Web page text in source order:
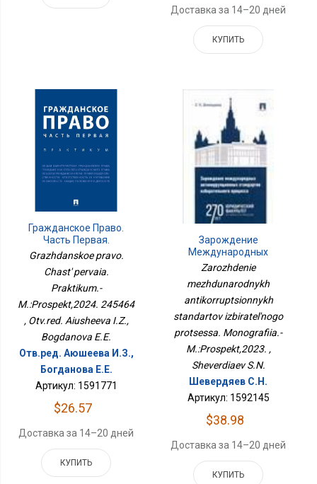
Доставка за 14–20 дней
КУПИТЬ
Гражданское Право.
Часть Первая.
Практикум.-
М.:Проспект,2024.
245464
Grazhdanskoe pravo.
Chast' pervaia.
Praktikum.-
M.:Prospekt,2024. 245464
, Otv.red. Aiusheeva I.Z.,
Bogdanova E.E.
Отв.ред. Аюшеева И.З.,
Богданова Е.Е.
Артикул: 1591771
$26.57
Доставка за 14–20 дней
КУПИТЬ
Зарождение
Международных
Антикоррупционных
Избирательного
Процесса. Монография.-
М.:Проспект,2023.
Zarozhdenie
mezhdunarodnykh
antikorruptsionnykh
standartov izbiratel'nogo
protsessa. Monografiia.-
M.:Prospekt,2023. ,
Sheverdiaev S.N.
Шевердяев С.Н.
Артикул: 1592145
$38.98
Доставка за 14–20 дней
КУПИТЬ